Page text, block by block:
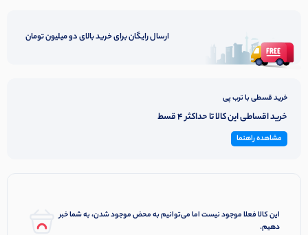
ارسال رایگان برای خرید بالای دو میلیون تومان
خرید قسطی با ترب پی
خرید اقساطی این کالا تا حداکثر 4 قسط
مشاهده راهنما
این کالا فعلا موجود نیست اما می‌توانیم به محض موجود شدن، به شما خبر
دهیم.